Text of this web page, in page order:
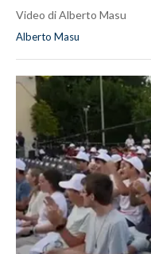
Video di Alberto Masu
Alberto Masu